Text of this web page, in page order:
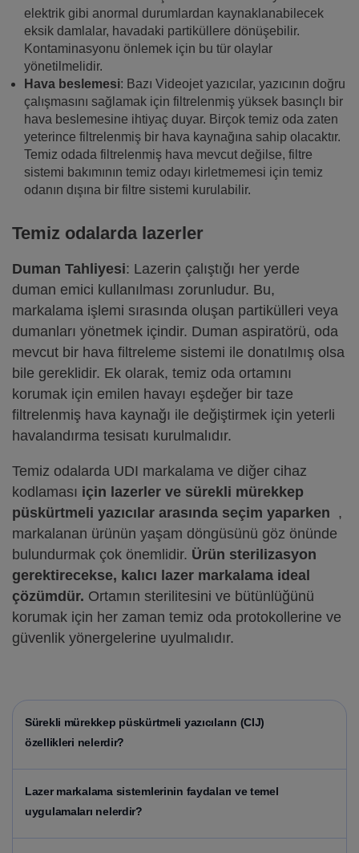
elektrik gibi anormal durumlardan kaynaklanabilecek
eksik damlalar, havadaki partiküllere dönüşebilir.
Kontaminasyonu önlemek için bu tür olaylar
yönetilmelidir.
Hava beslemesi: Bazı Videojet yazıcılar, yazıcının doğru
çalışmasını sağlamak için filtrelenmiş yüksek basınçlı bir
hava beslemesine ihtiyaç duyar. Birçok temiz oda zaten
yeterince filtrelenmiş bir hava kaynağına sahip olacaktır.
Temiz odada filtrelenmiş hava mevcut değilse, filtre
sistemi bakımının temiz odayı kirletmemesi için temiz
odanın dışına bir filtre sistemi kurulabilir.
Temiz odalarda lazerler
Duman Tahliyesi: Lazerin çalıştığı her yerde
duman emici kullanılması zorunludur. Bu,
markalama işlemi sırasında oluşan partikülleri veya
dumanları yönetmek içindir. Duman aspiratörü, oda
mevcut bir hava filtreleme sistemi ile donatılmış olsa
bile gereklidir. Ek olarak, temiz oda ortamını
korumak için emilen havayı eşdeğer bir taze
filtrelenmiş hava kaynağı ile değiştirmek için yeterli
havalandırma tesisatı kurulmalıdır.
Temiz odalarda UDI markalama ve diğer cihaz
kodlaması için lazerler ve sürekli mürekkep
püskürtmeli yazıcılar arasında seçim yaparken ,
markalanan ürünün yaşam döngüsünü göz önünde
bulundurmak çok önemlidir. Ürün sterilizasyon
gerektirecekse, kalıcı lazer markalama ideal
çözümdür. Ortamın sterilitesini ve bütünlüğünü
korumak için her zaman temiz oda protokollerine ve
güvenlik yönergelerine uyulmalıdır.
Sürekli mürekkep püskürtmeli yazıcıların (CIJ)
özellikleri nelerdir?
Lazer markalama sistemlerinin faydaları ve temel
uygulamaları nelerdir?